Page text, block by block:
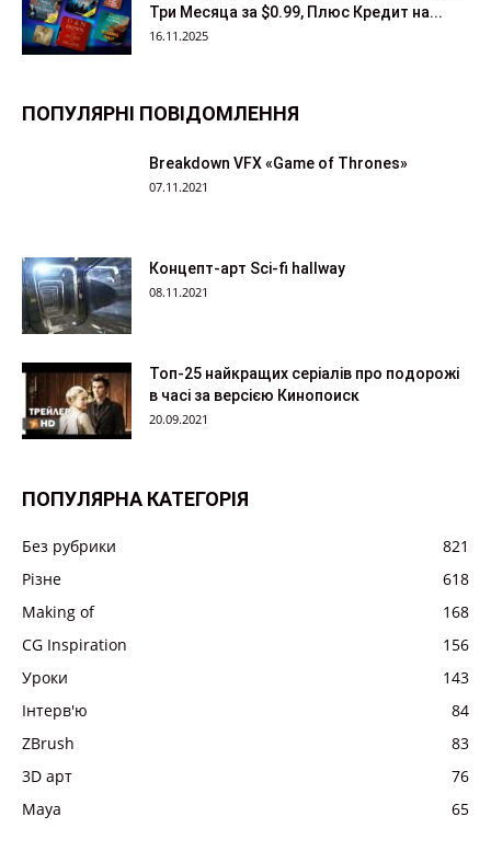
Три Месяца за $0.99, Плюс Кредит на...
16.11.2025
ПОПУЛЯРНІ ПОВІДОМЛЕННЯ
Breakdown VFX «Game of Thrones»
07.11.2021
Концепт-арт Sci-fi hallway
08.11.2021
Топ-25 найкращих серіалів про подорожі
в часі за версією Кинопоиск
20.09.2021
ПОПУЛЯРНА КАТЕГОРІЯ
Без рубрики
821
Різне
618
Making of
168
CG Inspiration
156
Уроки
143
Інтерв'ю
84
ZBrush
83
3D арт
76
Maya
65